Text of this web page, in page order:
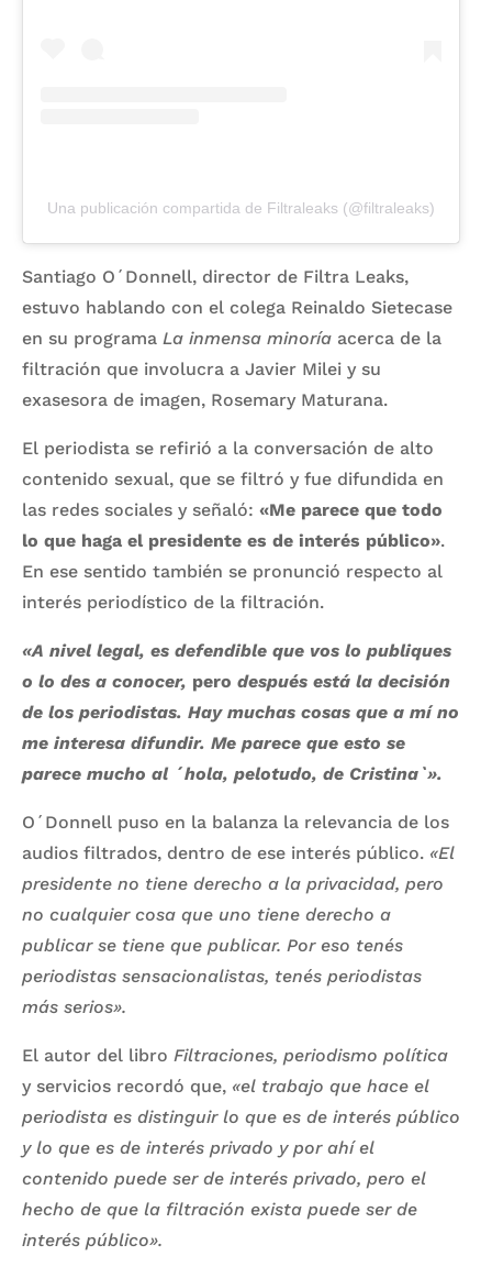
Una publicación compartida de Filtraleaks (@filtraleaks)
Santiago O´Donnell, director de Filtra Leaks,
estuvo hablando con el colega Reinaldo Sietecase
en su programa La inmensa minoría acerca de la
filtración que involucra a Javier Milei y su
exasesora de imagen, Rosemary Maturana.
El periodista se refirió a la conversación de alto
contenido sexual, que se filtró y fue difundida en
las redes sociales y señaló: «Me parece que todo
lo que haga el presidente es de interés público».
En ese sentido también se pronunció respecto al
interés periodístico de la filtración.
«A nivel legal, es defendible que vos lo publiques
o lo des a conocer, pero después está la decisión
de los periodistas. Hay muchas cosas que a mí no
me interesa difundir. Me parece que esto se
parece mucho al ´hola, pelotudo, de Cristina`».
O´Donnell puso en la balanza la relevancia de los
audios filtrados, dentro de ese interés público. «El
presidente no tiene derecho a la privacidad, pero
no cualquier cosa que uno tiene derecho a
publicar se tiene que publicar. Por eso tenés
periodistas sensacionalistas, tenés periodistas
más serios».
El autor del libro Filtraciones, periodismo política
y servicios recordó que, «el trabajo que hace el
periodista es distinguir lo que es de interés público
y lo que es de interés privado y por ahí el
contenido puede ser de interés privado, pero el
hecho de que la filtración exista puede ser de
interés público».